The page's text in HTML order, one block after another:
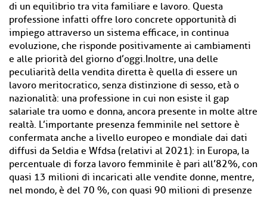
di un equilibrio tra vita familiare e lavoro. Questa
professione infatti offre loro concrete opportunità di
impiego attraverso un sistema efficace, in continua
evoluzione, che risponde positivamente ai cambiamenti
e alle priorità del giorno d’oggi.Inoltre, una delle
peculiarità della vendita diretta è quella di essere un
lavoro meritocratico, senza distinzione di sesso, età o
nazionalità: una professione in cui non esiste il gap
salariale tra uomo e donna, ancora presente in molte altre
realtà. L’importante presenza femminile nel settore è
confermata anche a livello europeo e mondiale dai dati
diffusi da Seldia e Wfdsa (relativi al 2021): in Europa, la
percentuale di forza lavoro femminile è pari all’82%, con
quasi 13 milioni di incaricati alle vendite donne, mentre,
nel mondo, è del 70 %, con quasi 90 milioni di presenze